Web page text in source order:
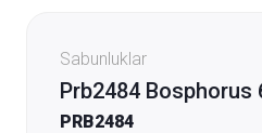
Sabunluklar
Prb2484 Bosphorus
PRB2484